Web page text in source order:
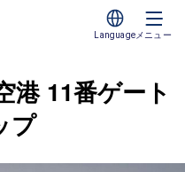
Language メニュー
11番ゲート
プ